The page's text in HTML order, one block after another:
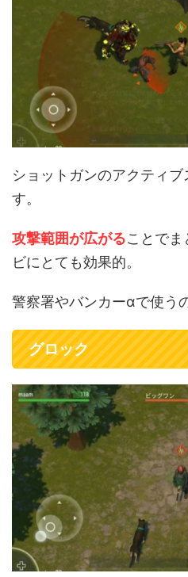
ショットガンのアクティ
す。
攻撃範囲が広がることで
ビにとても効果的。
警察署やバンカーαで使う
グロック